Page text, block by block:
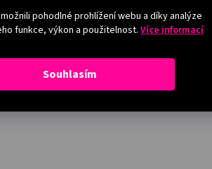
pohodlné prohlížení webu a díky analýze
funkce, výkon a použitelnost. Více informací
Souhlasím